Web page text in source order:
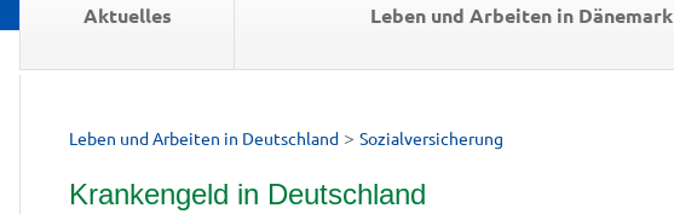
Aktuelles Leben und Arbeiten in Dänemark
Leben und Arbeiten in Deutschland > Sozialversicherung
Krankengeld in Deutschland